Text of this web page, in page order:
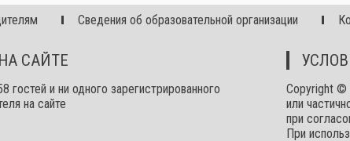
Сведения об образовательной организации
САЙТЕ
гостей и ни одного зарегистрированного
на сайте
Copyright
или
при
При